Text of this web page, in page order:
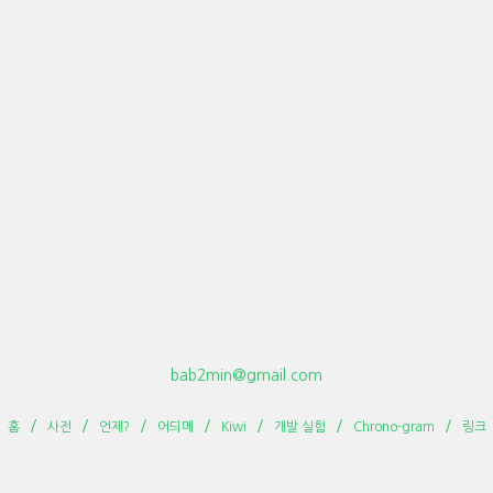
bab2min@gmail.com
홈 사전 언제? 어듸메 Kiwi 개발 실험 Chrono-gram 링크